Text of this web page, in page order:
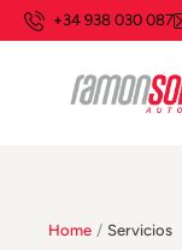
+34 938 030 087
Home / Servicios